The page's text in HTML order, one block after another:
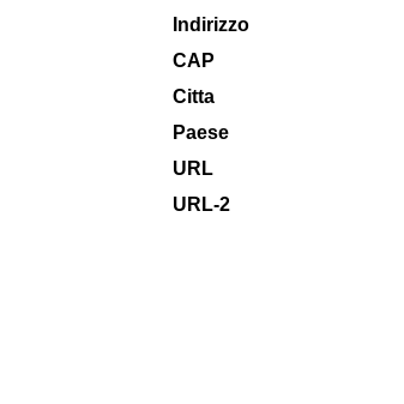
Indirizzo
CAP
Citta
Paese
URL
URL-2